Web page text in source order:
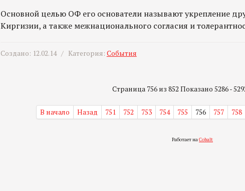
Основной целью ОФ его основатели называют укрепление
Киргизии, а также межнационального согласия и
Создано: 12.02.14 / Категория: События
Страница 756 из 852 Показано 5286 -
В начало Назад 751 752 753 754 755 756 757 758
Работает наCobalt